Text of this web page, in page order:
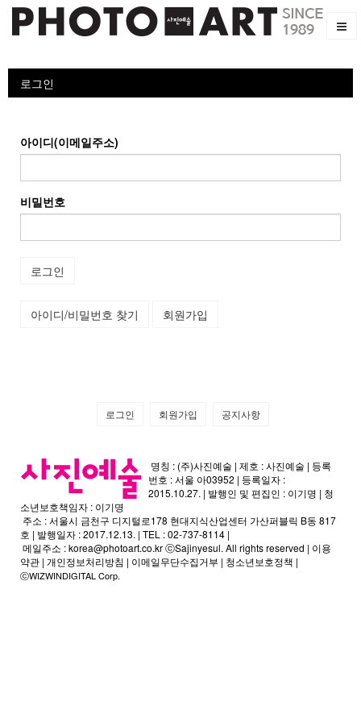
로그인
아이디(이메일주소)
비밀번호
로그인
아이디/비밀번호 찾기 회원가입
로그인 회원가입 공지사항
명칭 : (주)사진예술 | 제호 : 사진예술 | 등록
번호 : 서울 아03952 | 등록일자 :
2015.10.27. | 발행인 및 편집인 : 이기명 | 청
소년보호책임자 : 이기명
주소 : 서울시 금천구 디지털로178 현대지식산업센터 가산퍼블릭 B동 817
호 | 발행일자 : 2017.12.13. | TEL : 02-737-8114 |
메일주소 :korea@photoart.co.krⓒSajinyesul. All rights reserved | 이용
약관 | 개인정보처리방침 | 이메일무단수집거부 | 청소년보호정책 |
ⓒWIZWINDIGITAL Corp.